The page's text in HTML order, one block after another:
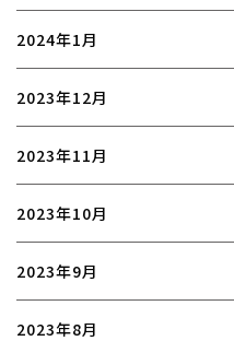
2024年1月
2023年12月
2023年11月
2023年10月
2023年9月
2023年8月